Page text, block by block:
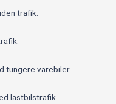
trafik.
tungere varebiler.
lastbilstrafik.